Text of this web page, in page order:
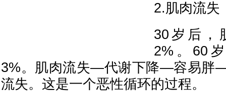
2.肌肉流失
30岁后，
2%。60
3%。肌肉流失—代谢下降—容易胖
流失。这是一个恶性循环的过程。